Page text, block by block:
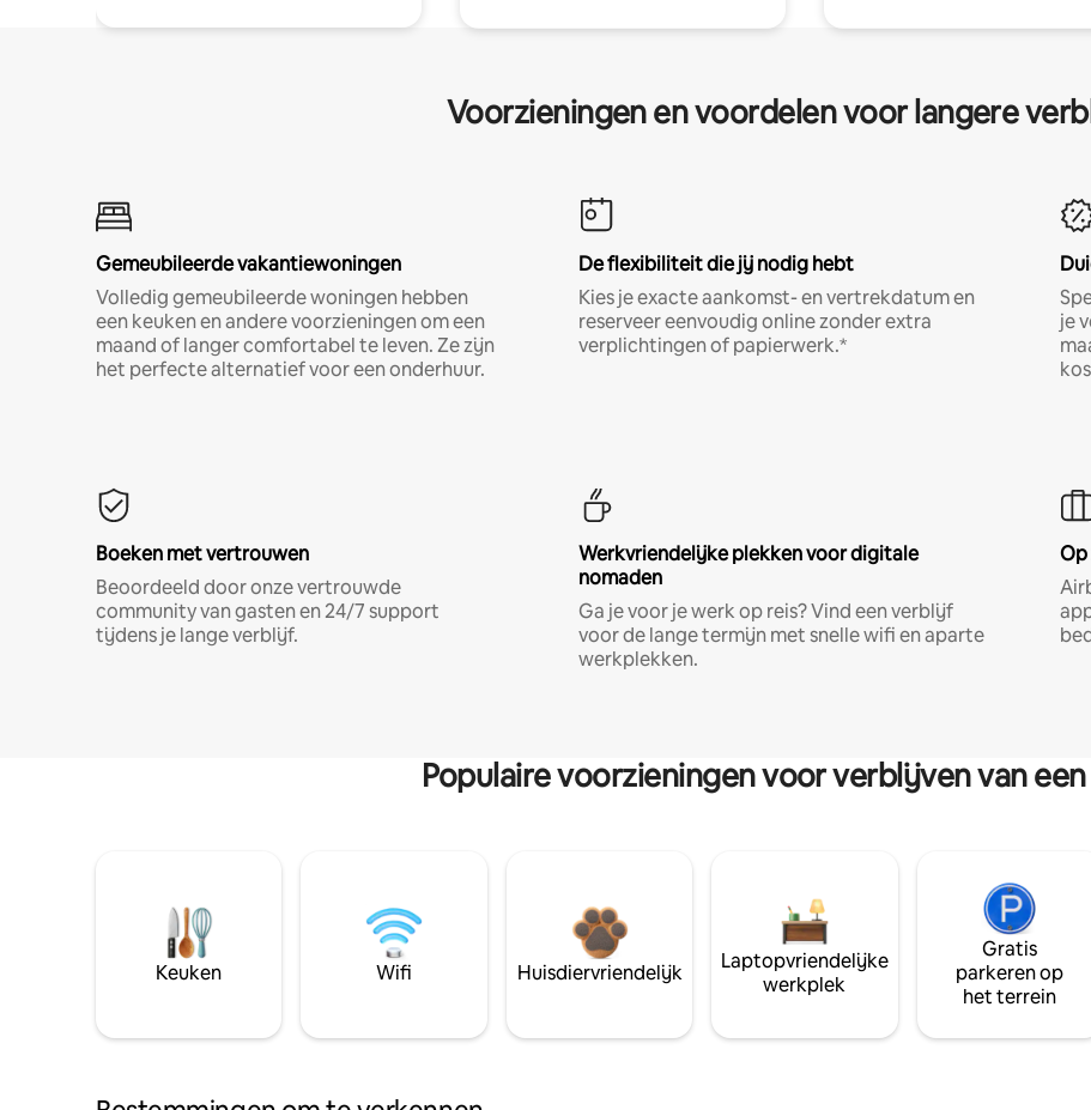
Voorzieningen en voordelen voor langere
Gemeubileerde vakantiewoningen
Volledig gemeubileerde woningen hebben
een keuken en andere voorzieningen om een
maand of langer comfortabel te leven. Ze zijn
het perfecte alternatief voor een onderhuur.
De flexibiliteit die jij nodig hebt
Kies je exacte aankomst- en vertrekdatum en
reserveer eenvoudig online zonder extra
verplichtingen of papierwerk.*
je
Boeken met vertrouwen
Beoordeeld door onze vertrouwde
community van gasten en 24/7 support
tijdens je lange verblijf.
Werkvriendelijke plekken voor digitale
nomaden
Ga je voor je werk op reis? Vind een verblijf
voor de lange termijn met snelle wifi en aparte
werkplekken.
Populaire voorzieningen voor verblijven van
Keuken Wifi Huisdiervriendelijk
Laptopvriendelijke
werkplek
Gratis
parkeren op
het terrein